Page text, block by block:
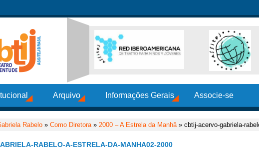
Arquivo Informações Gerais Associe-se
Rabelo » Como Diretora» 2000 – A Estrela da Manhã» cbtij-acervo-gabriela-
RABELO-A-ESTRELA-DA-MANHA02-2000